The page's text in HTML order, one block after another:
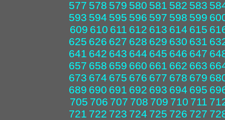
577 578 579 580 581 582 583
593 594 595 596 597 598 599
609 610 611 612 613 614 615
625 626 627 628 629 630 631
641 642 643 644 645 646 647
657 658 659 660 661 662 663
673 674 675 676 677 678 679
689 690 691 692 693 694 695
705 706 707 708 709 710 711
721 722 723 724 725 726 727